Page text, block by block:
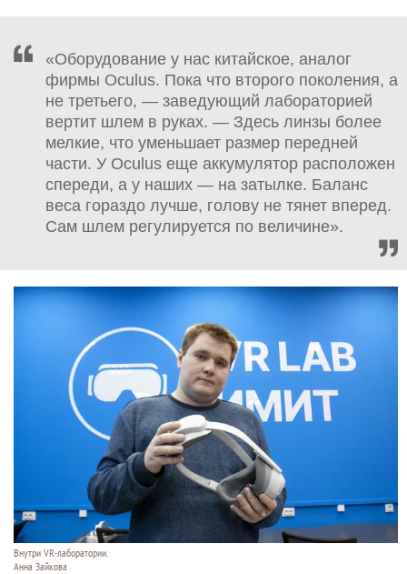
«Оборудование у нас китайское, аналог
фирмы Oculus. Пока что второго поколения, а
не третьего, — заведующий лабораторией
вертит шлем в руках. — Здесь линзы более
мелкие, что уменьшает размер передней
части. У Oculus еще аккумулятор расположен
спереди, а у наших — на затылке. Баланс
веса гораздо лучше, голову не тянет вперед.
Сам шлем регулируется по величине».
Внутри VR-лаборатории.
Анна Зайкова